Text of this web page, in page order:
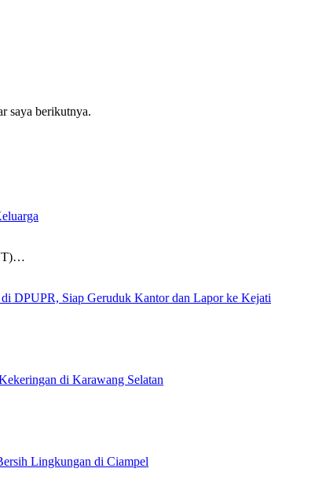
saya berikutnya.
Siap Geruduk Kantor dan Lapor ke Kejati
di Karawang Selatan
Lingkungan di Ciampel